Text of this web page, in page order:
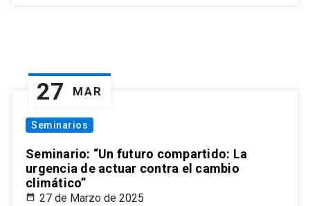
27 MAR
Seminarios
Seminario: “Un futuro compartido: La
urgencia de actuar contra el cambio
climático”
27 de Marzo de 2025